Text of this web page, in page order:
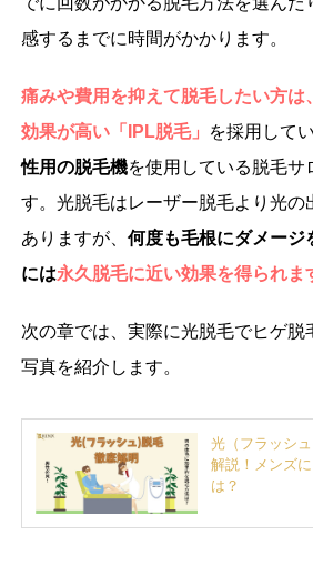
感するまでに時間がかかります。
痛みや費用を抑えて脱毛したい方は
効果が高い「IPL脱毛」
を採用して
性用の脱毛機を使用している脱毛サ
す。光脱毛はレーザー脱毛より光の
ありますが、何度も毛根にダメージ
には永久脱毛に近い効果を得られま
次の章では、実際に光脱毛でヒゲ脱
写真を紹介します。
光（フラッシ
解説！メンズ
は？